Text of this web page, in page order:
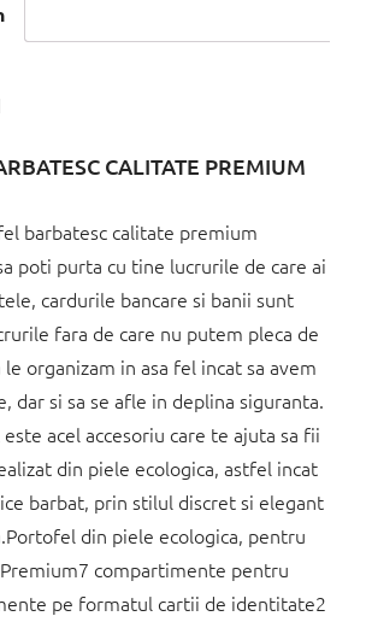
CALITATE PREMIUM
barbatesc calitate premium
poti purta cu tine lucrurile de care ai
cardurile bancare si banii sunt
fara de care nu putem pleca de
le organizam in asa fel incat sa avem
dar si sa se afle in deplina siguranta.
acel accesoriu care te ajuta sa fii
din piele ecologica, astfel incat
barbat, prin stilul discret si elegant
din piele ecologica, pentru
compartimente pentru
pe formatul cartii de identitate2